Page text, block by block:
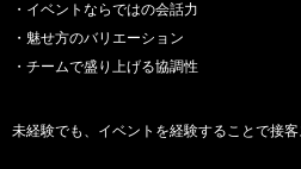
・イベントならではの会話力
・魅せ方のバリエーション
・チームで盛り上げる協調性
未経験でも、イベントを経験することで接客